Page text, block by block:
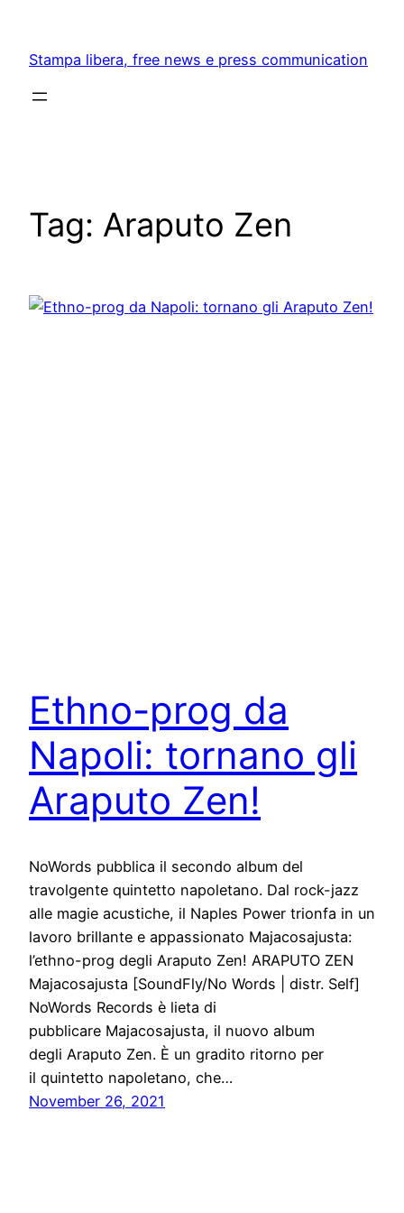
content
Stampa libera, free news e press communication
Tag: Araputo Zen
Ethno-prog da
Napoli: tornano gli
Araputo Zen!
NoWords pubblica il secondo album del
travolgente quintetto napoletano. Dal rock-jazz
alle magie acustiche, il Naples Power trionfa in un
lavoro brillante e appassionato Majacosajusta:
l’ethno-prog degli Araputo Zen! ARAPUTO ZEN
Majacosajusta [SoundFly/No Words | distr. Self]
NoWords Records è lieta di
pubblicare Majacosajusta, il nuovo album
degli Araputo Zen. È un gradito ritorno per
il quintetto napoletano, che…
November 26, 2021